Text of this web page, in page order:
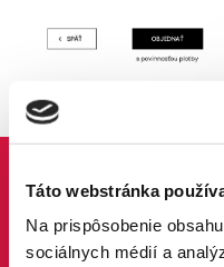
Táto webstránka
Na prispôsobenie
sociálnych médií a